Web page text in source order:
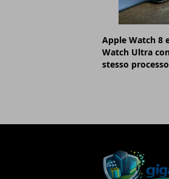
Apple Watch 8
Watch Ultra
stesso